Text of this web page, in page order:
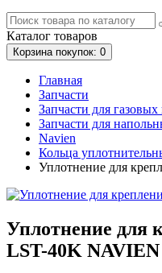
Каталог товаров
Корзинапокупок: 0
Главная
Запчасти
Запчасти для газовых
Запчасти для
Navien
Кольца
Уплотнение для
Уплотнение для
LST-40K NAVIEN